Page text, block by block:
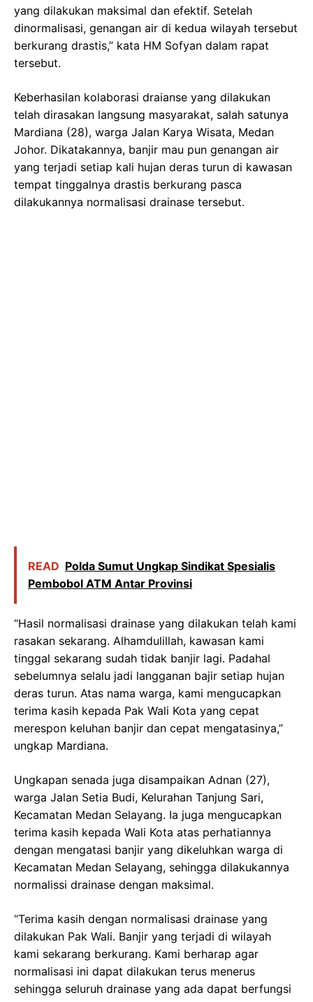
yang dilakukan maksimal dan efektif. Setelah
dinormalisasi, genangan air di kedua wilayah tersebut
berkurang drastis,” kata HM Sofyan dalam rapat
tersebut.
Keberhasilan kolaborasi draianse yang dilakukan
telah dirasakan langsung masyarakat, salah satunya
Mardiana (28), warga Jalan Karya Wisata, Medan
Johor. Dikatakannya, banjir mau pun genangan air
yang terjadi setiap kali hujan deras turun di kawasan
tempat tinggalnya drastis berkurang pasca
dilakukannya normalisasi drainase tersebut.
READ Polda Sumut Ungkap Sindikat Spesialis
Pembobol ATM Antar Provinsi
“Hasil normalisasi drainase yang dilakukan telah kami
rasakan sekarang. Alhamdulillah, kawasan kami
tinggal sekarang sudah tidak banjir lagi. Padahal
sebelumnya selalu jadi langganan bajir setiap hujan
deras turun. Atas nama warga, kami mengucapkan
terima kasih kepada Pak Wali Kota yang cepat
merespon keluhan banjir dan cepat mengatasinya,”
ungkap Mardiana.
Ungkapan senada juga disampaikan Adnan (27),
warga Jalan Setia Budi, Kelurahan Tanjung Sari,
Kecamatan Medan Selayang. Ia juga mengucapkan
terima kasih kepada Wali Kota atas perhatiannya
dengan mengatasi banjir yang dikeluhkan warga di
Kecamatan Medan Selayang, sehingga dilakukannya
normalissi drainase dengan maksimal.
“Terima kasih dengan normalisasi drainase yang
dilakukan Pak Wali. Banjir yang terjadi di wilayah
kami sekarang berkurang. Kami berharap agar
normalisasi ini dapat dilakukan terus menerus
sehingga seluruh drainase yang ada dapat berfungsi